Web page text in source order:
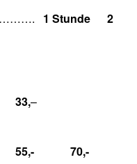
1 Stunde 2
33,–
55,- 70,-